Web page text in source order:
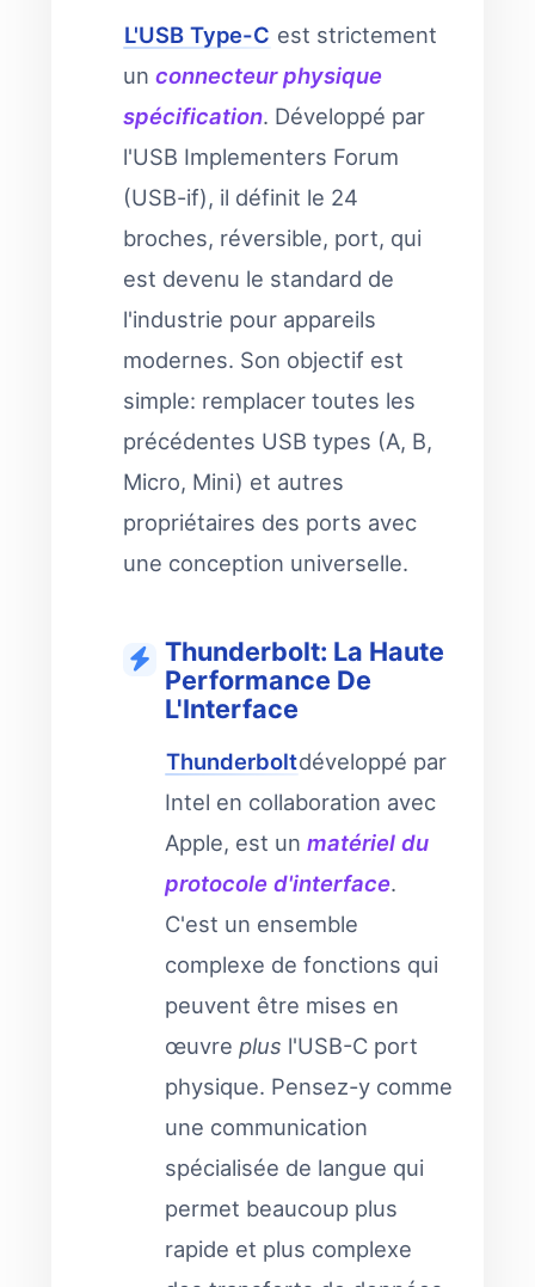
L'USB Type-C est strictement
un connecteur physique
spécification. Développé par
l'USB Implementers Forum
(USB-if), il définit le 24
broches, réversible, port, qui
est devenu le standard de
l'industrie pour appareils
modernes. Son objectif est
simple: remplacer toutes les
précédentes USB types (A, B,
Micro, Mini) et autres
propriétaires des ports avec
une conception universelle.
Thunderbolt: La Haute
Performance De
L'Interface
Thunderboltdéveloppé par
Intel en collaboration avec
Apple, est un matériel du
protocole d'interface.
C'est un ensemble
complexe de fonctions qui
peuvent être mises en
œuvre plus l'USB-C port
physique. Pensez-y comme
une communication
spécialisée de langue qui
permet beaucoup plus
rapide et plus complexe